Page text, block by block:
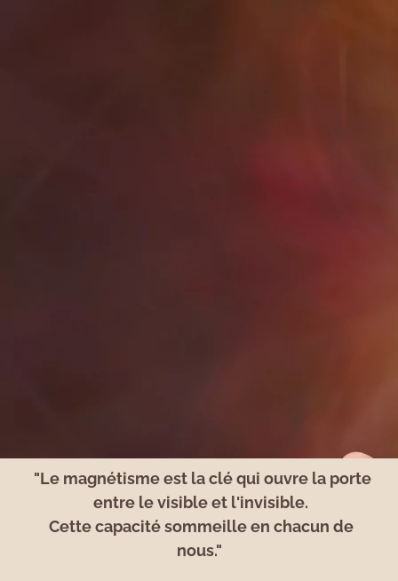
"Le magnétisme est la clé qui ouvre la porte
entre le visible et l'invisible.
Cette capacité sommeille en chacun de
nous."